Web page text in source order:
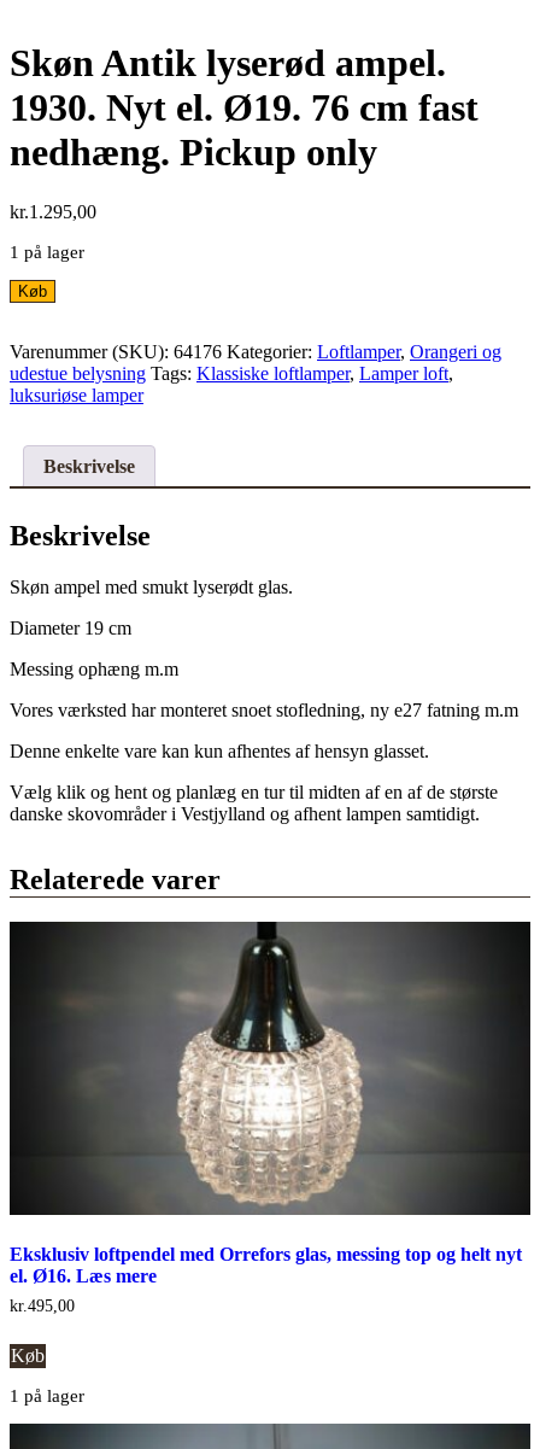
Skøn Antik lyserød ampel.
1930. Nyt el. Ø19. 76 cm fast
nedhæng. Pickup only
kr.1.295,00
1 på lager
Skøn
ampel.
1930.
Nyt
Ø19.
cm
nedhæng.
Pickup
antal
Køb
Varenummer (SKU): 64176 Kategorier: Loftlamper, Orangeri og
udestue belysning Tags: Klassiske loftlamper, Lamper loft,
luksuriøse lamper
Beskrivelse
Beskrivelse
Skøn ampel med smukt lyserødt glas.
Diameter 19 cm
Messing ophæng m.m
Vores værksted har monteret snoet stofledning, ny e27 fatning m.m
Denne enkelte vare kan kun afhentes af hensyn glasset.
Vælg klik og hent og planlæg en tur til midten af en af de største
danske skovområder i Vestjylland og afhent lampen samtidigt.
Relaterede varer
Eksklusiv loftpendel med Orrefors glas, messing top og helt nyt
el. Ø16. Læs mere
kr. 495,00
Køb
1 på lager